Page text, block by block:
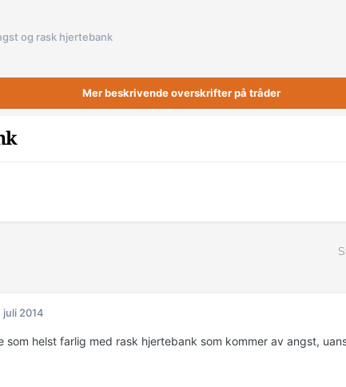
og rask hjertebank
Mer beskrivende overskrifter på tråder
juli 2014
som helst farlig med rask hjertebank som kommer av angst,